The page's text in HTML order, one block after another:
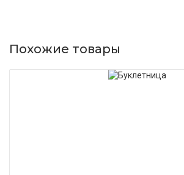
Похожие товары